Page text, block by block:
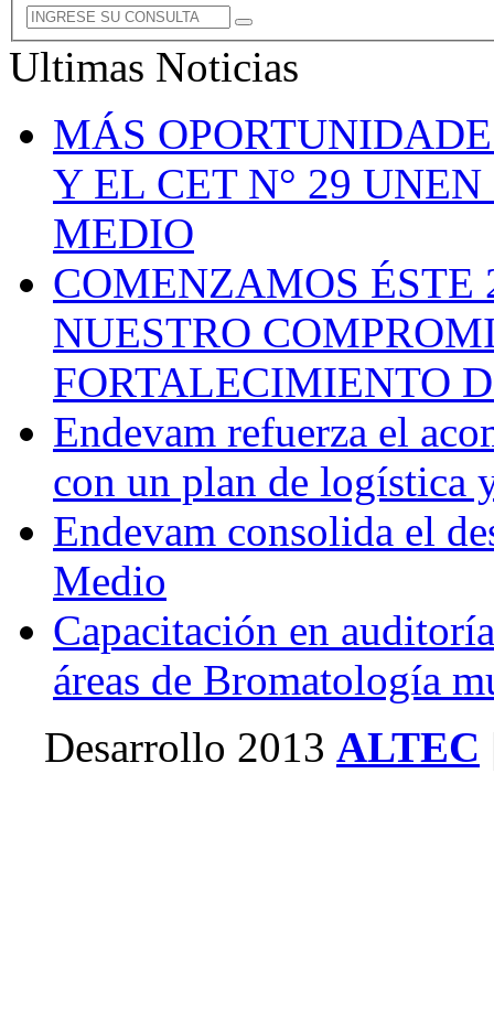
Ultimas Noticias
MÁS
Y EL CET N° 29
MEDIO
COMENZAMOS
NUESTRO
FORTALECIMIENTO
Endevam refuerza el
con un plan de logística
Endevam consolida el
Medio
Capacitación en
áreas de Bromatología
Desarrollo 2013 ALTEC